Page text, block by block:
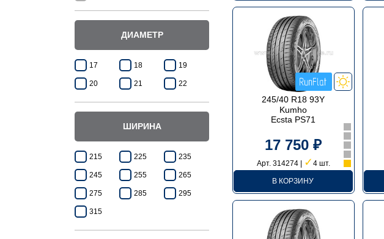
ДИАМЕТР
17 18 19
20 21 22
ШИРИНА
215 225 235
245 255 265
275 285 295
315
245/40 R18 93Y
Kumho
Ecsta PS71
17 750 ₽
Арт. 314274 | ✓ 4 шт.
В КОРЗИНУ